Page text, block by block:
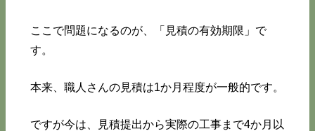
ここで問題になるのが、「見積の有効期限」で
す。
本来、職人さんの見積は1か月程度が一般的です。
ですが今は、見積提出から実際の工事まで4か月以